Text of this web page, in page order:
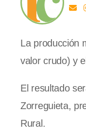
La producción
valor crudo) y
El resultado
Zorreguieta,
Rural.